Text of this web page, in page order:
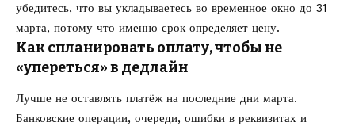
убедитесь, что вы укладываетесь во временное окно до 31
марта, потому что именно срок определяет цену.
Как спланировать оплату, чтобы не
«упереться» в дедлайн
Лучше не оставлять платёж на последние дни марта.
Банковские операции, очереди, ошибки в реквизитах и